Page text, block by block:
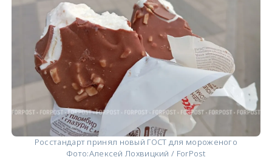
Росстандарт принял новый ГОСТ для мороженого
Фото:Алексей Лохвицкий / ForPost